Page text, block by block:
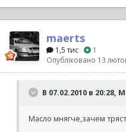
maerts
1,5 тис
1
Опубліковано 13
В 07.02.2010 в 20:28,
Масло мнягче,зачем